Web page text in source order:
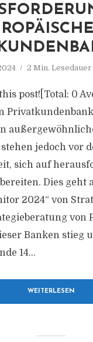
2 Min. Lesedauer
post![Total: 0
jedoch vor
sich auf
Dies geht
2024“ von
von
Banken stieg
14...
WEITERLESEN